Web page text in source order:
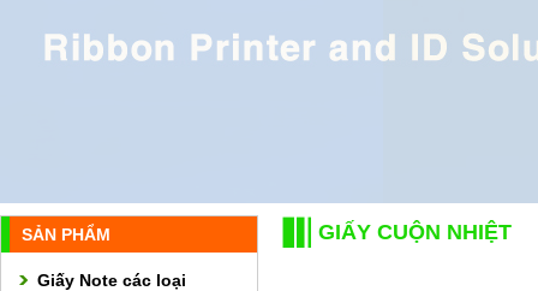
SẢN PHẨM
Giấy Note các loại
GIẤY CUỘN NHIỆT